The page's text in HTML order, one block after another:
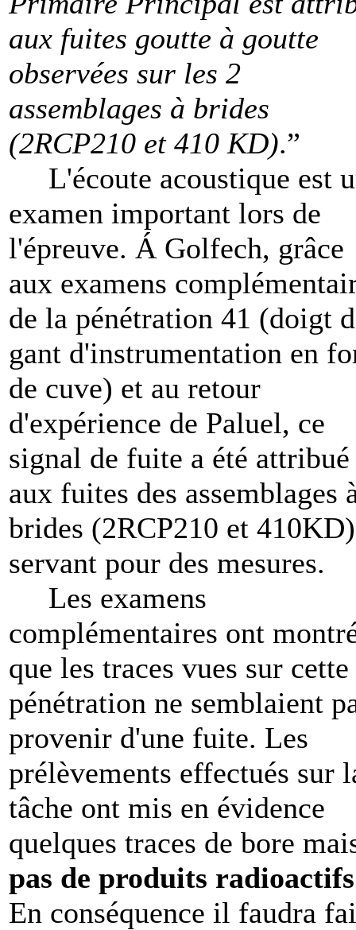
aux fuites goutte à goutte
observées sur les 2
assemblages à brides
(2RCP210 et 410 KD).”
L'écoute acoustique est
examen important lors de
l'épreuve. Á Golfech, grâce
aux examens
de la pénétration 41 (doigt
gant d'instrumentation en
de cuve) et au retour
d'expérience de Paluel, ce
signal de fuite a été attribué
aux fuites des assemblages
brides (2RCP210 et
servant pour des mesures.
Les examens
complémentaires ont
que les traces vues sur cette
pénétration ne semblaient
provenir d'une fuite. Les
prélèvements effectués sur
tâche ont mis en évidence
quelques traces de bore
pas de produits radioactifs
En conséquence il faudra